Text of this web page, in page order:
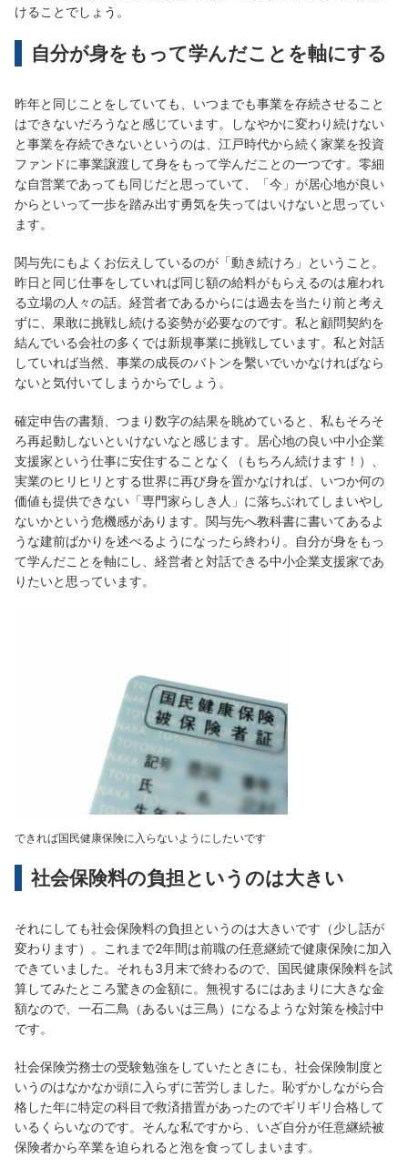
けることでしょう。
自分が身をもって学んだことを軸にする
昨年と同じことをしていても、いつまでも事業を存続させること
はできないだろうなと感じています。しなやかに変わり続けない
と事業を存続できないというのは、江戸時代から続く家業を投資
ファンドに事業譲渡して身をもって学んだことの一つです。零細
な自営業であっても同じだと思っていて、「今」が居心地が良い
からといって一歩を踏み出す勇気を失ってはいけないと思ってい
ます。
関与先にもよくお伝えしているのが「動き続けろ」ということ。
昨日と同じ仕事をしていれば同じ額の給料がもらえるのは雇われ
る立場の人々の話。経営者であるからには過去を当たり前と考え
ずに、果敢に挑戦し続ける姿勢が必要なのです。私と顧問契約を
結んでいる会社の多くでは新規事業に挑戦しています。私と対話
していれば当然、事業の成長のバトンを繫いでいかなければなら
ないと気付いてしまうからでしょう。
確定申告の書類、つまり数字の結果を眺めていると、私もそろそ
ろ再起動しないといけないなと感じます。居心地の良い中小企業
支援家という仕事に安住することなく（もちろん続けます！）、
実業のヒリヒリとする世界に再び身を置かなければ、いつか何の
価値も提供できない「専門家らしき人」に落ちぶれてしまいやし
ないかという危機感があります。関与先へ教科書に書いてあるよ
うな建前ばかりを述べるようになったら終わり。自分が身をもっ
て学んだことを軸にし、経営者と対話できる中小企業支援家であ
りたいと思っています。
できれば国民健康保険に入らないようにしたいです
社会保険料の負担というのは大きい
それにしても社会保険料の負担というのは大きいです（少し話が
変わります）。これまで2年間は前職の任意継続で健康保険に加入
できていました。それも3月末で終わるので、国民健康保険料を試
算してみたところ驚きの金額に。無視するにはあまりに大きな金
額なので、一石二鳥（あるいは三鳥）になるような対策を検討中
です。
社会保険労務士の受験勉強をしていたときにも、社会保険制度と
いうのはなかなか頭に入らずに苦労しました。恥ずかしながら合
格した年に特定の科目で救済措置があったのでギリギリ合格して
いるくらいなのです。そんな私ですから、いざ自分が任意継続被
保険者から卒業を迫られると泡を食ってしまいます。